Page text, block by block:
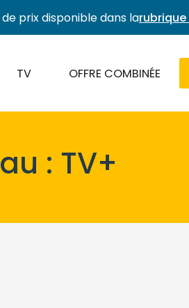
prix disponible dans la
TV OFFRE COMBINÉE
: TV+